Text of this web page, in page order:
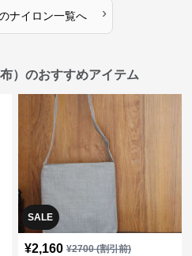
ナイロン一覧へ ›
）のおすすめアイテム
SALE
¥2,160 ¥2700(割引前)